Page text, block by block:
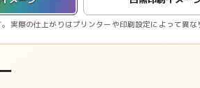
実際の仕上がりはプリンターや印刷設定によって異な